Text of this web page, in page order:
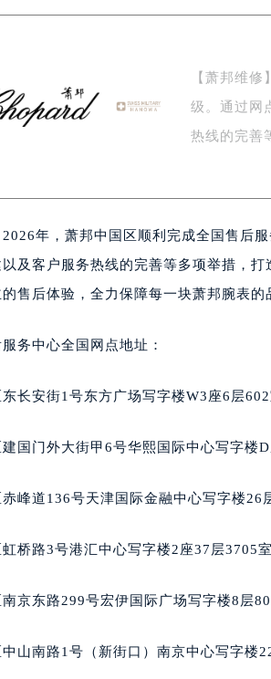
徐州市鼓楼区淮海东路29号苏宁广场
扬州市邗江区国展路29号星耀天地写
盐城市盐都区世纪大道5号盐城金融城
杭州市上城区钱江路1366号华润大厦
金华市金东区东市南街777号金华万
南昌市红谷滩新区红谷中大道998号绿
广州市天河区天河路230号万菱汇国际
深圳市罗湖区深南东路5001号华润大
厦门市思明区湖滨东路95号华润大厦
成都市锦江区人民东路6号SAC东原中
长沙市芙蓉区定王台街道建湘路393号
太原市迎泽区解放路15号亨得利名表
沈阳市沈河区中街路83号亨得利名表
/资讯
【萧邦维
级。通过网
热线的完善
2026年，萧邦中国区顺利完成全国售后
及客户服务热线的完善等多项举措，
售后体验，全力保障每一块萧邦腕表的
务中心全国网点地址：
长安街1号东方广场写字楼W3座6层602
国门外大街甲6号华熙国际中心写字楼
峰道136号天津国际金融中心写字楼26
虹桥路3号港汇中心写字楼2座37层3705
南京东路299号宏伊国际广场写字楼8层
山南路1号（新街口）南京中心写字楼